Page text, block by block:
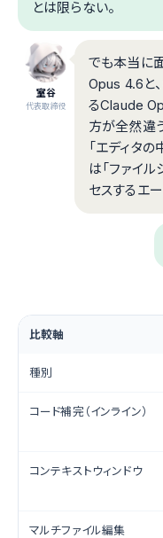
とは限らない。
室谷
代表取締役
でも本当に
Opus 4.6と
るClaude
方が全然違
「エディタ
は「ファイ
セスするエー
比較軸
種別
コード補完（インライン）
コンテキストウィンドウ
マルチファイル編集